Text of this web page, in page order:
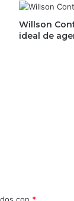
Willson
ideal de